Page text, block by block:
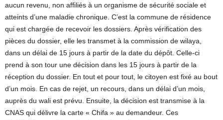
aucun revenu, non affiliés à un organisme de sécurité sociale et
atteints d’une maladie chronique. C’est la commune de résidence
qui est chargée de recevoir les dossiers. Après vérification des
pièces du dossier, elle les transmet à la commission de wilaya,
dans un délai de 15 jours à partir de la date du dépôt. Celle-ci
prend à son tour une décision dans les 15 jours à partir de la
réception du dossier. En tout et pour tout, le citoyen est fixé au bout
d’un mois. En cas de rejet, un recours, dans un délai d’un mois,
auprès du wali est prévu. Ensuite, la décision est transmise à la
CNAS qui délivre la carte « Chifa » au demandeur. Ces